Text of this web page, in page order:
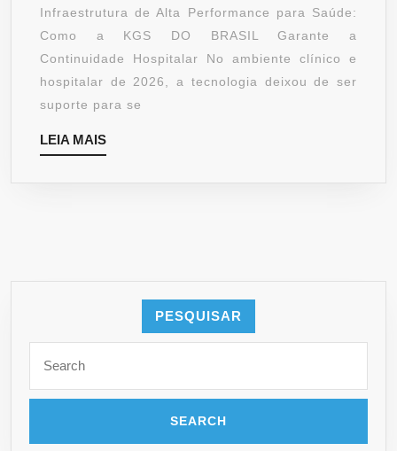
PARA
FALE
COM
Infraestrutura de Alta Performance para Saúde:
Como a KGS DO BRASIL Garante a
Continuidade Hospitalar No ambiente clínico e
hospitalar de 2026, a tecnologia deixou de ser
suporte para se
LEIA MAISLEIA
MAIS
PESQUISAR
for: